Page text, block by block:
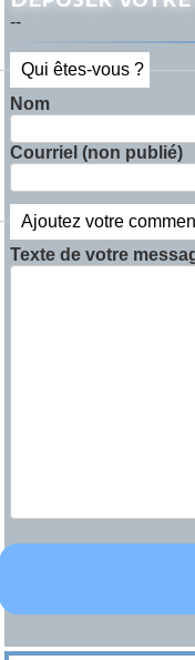
--
Qui êtes-vous ?
Nom
Courriel (non publié)
Ajoutez votre
Texte de votre